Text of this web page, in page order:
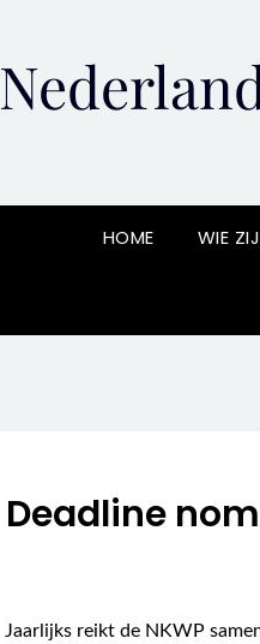
HOME WIE
Deadline
Jaarlijks reikt de NKWP